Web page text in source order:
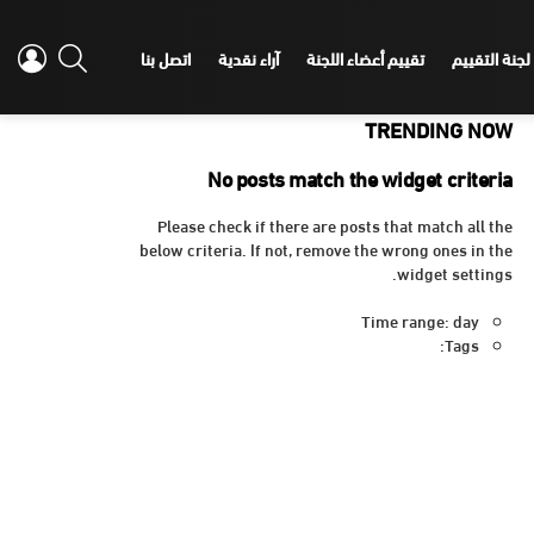
التقييم تقييم أعضاء اللجنة آراء نقدية اتصل بنا SEARCH
TRENDING NOW
No posts match the widget criteria
Please check if there are posts that match all the
below criteria. If not, remove the wrong ones in the
widget settings.
Time range: day
Tags: